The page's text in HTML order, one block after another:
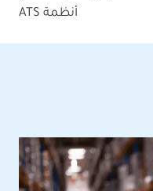
أنظمة ATS